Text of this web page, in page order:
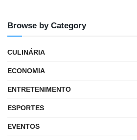
Browse by Category
CULINÁRIA
ECONOMIA
ENTRETENIMENTO
ESPORTES
EVENTOS